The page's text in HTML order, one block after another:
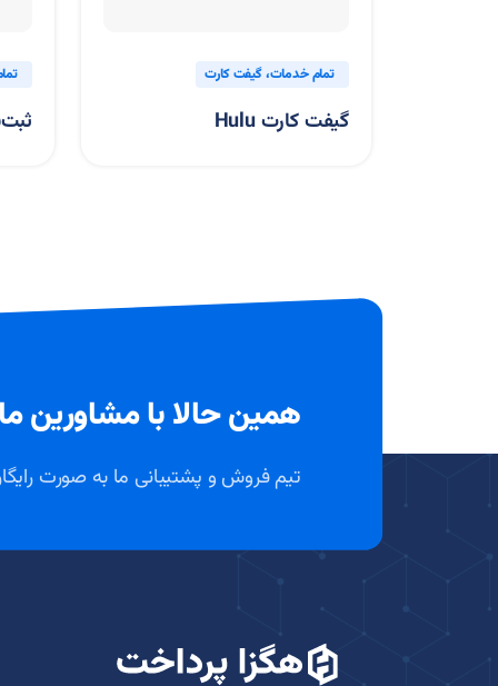
ثبت‌نام آزمون آیلتس
همین حالا با مشاورین
تیم فروش و پشتیبانی ما به صورت